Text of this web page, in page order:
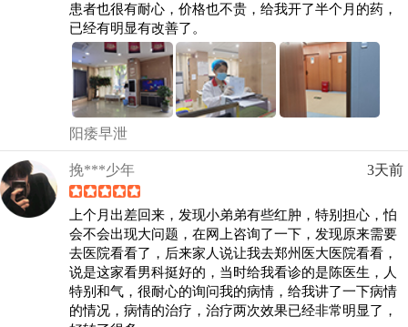
患者也很有耐心，价格也不贵，给我开了半个月的药，
已经有明显有改善了。
阳痿早泄
挽***少年 3天前
上个月出差回来，发现小弟弟有些红肿，特别担心，怕
会不会出现大问题，在网上咨询了一下，发现原来需要
去医院看看了，后来家人说让我去郑州医大医院看看，
说是这家看男科挺好的，当时给我看诊的是陈医生，人
特别和气，很耐心的询问我的病情，给我讲了一下病情
的情况，病情的治疗，治疗两次效果已经非常明显了，